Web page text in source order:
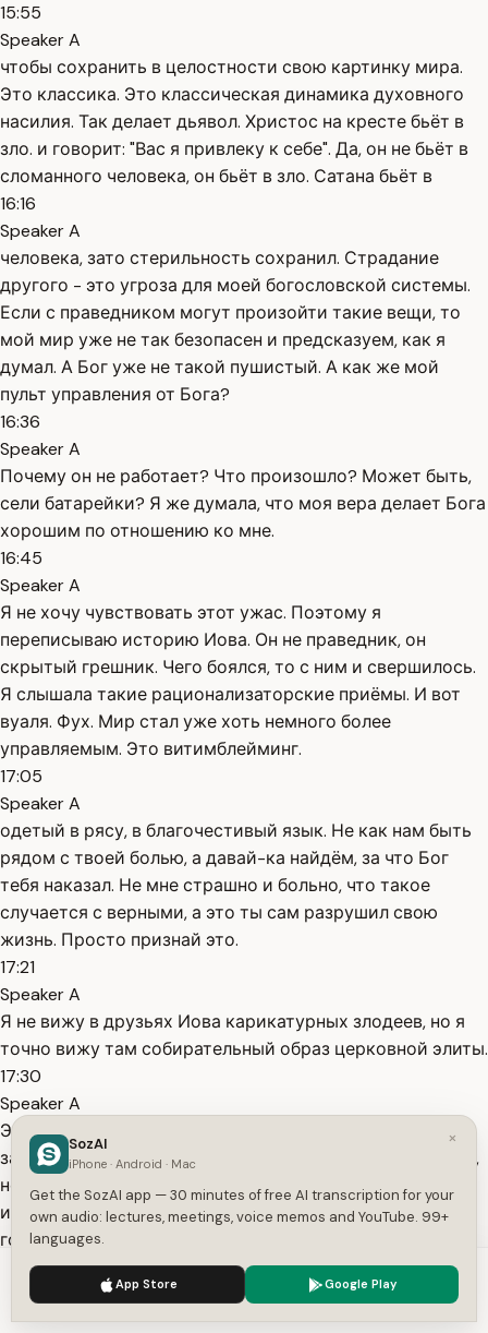
15:55
Speaker A
чтобы сохранить в целостности свою картинку мира.
Это классика. Это классическая динамика духовного
насилия. Так делает дьявол. Христос на кресте бьёт в
зло. и говорит: "Вас я привлеку к себе". Да, он не бьёт в
сломанного человека, он бьёт в зло. Сатана бьёт в
16:16
Speaker A
человека, зато стерильность сохранил. Страдание
другого - это угроза для моей богословской системы.
Если с праведником могут произойти такие вещи, то
мой мир уже не так безопасен и предсказуем, как я
думал. А Бог уже не такой пушистый. А как же мой
пульт управления от Бога?
16:36
Speaker A
Почему он не работает? Что произошло? Может быть,
сели батарейки? Я же думала, что моя вера делает Бога
хорошим по отношению ко мне.
16:45
Speaker A
Я не хочу чувствовать этот ужас. Поэтому я
переписываю историю Иова. Он не праведник, он
скрытый грешник. Чего боялся, то с ним и свершилось.
Я слышала такие рационализаторские приёмы. И вот
вуаля. Фух. Мир стал уже хоть немного более
управляемым. Это витимблейминг.
17:05
Speaker A
одетый в рясу, в благочестивый язык. Не как нам быть
рядом с твоей болью, а давай-ка найдём, за что Бог
тебя наказал. Не мне страшно и больно, что такое
случается с верными, а это ты сам разрушил свою
жизнь. Просто признай это.
17:21
Speaker A
Я не вижу в друзьях Иова карикатурных злодеев, но я
точно вижу там собирательный образ церковной элиты.
17:30
Speaker A
Это религиозное сообщество, которое всеми силами
защищает своё богословие ценой жизни живых людей,
не выдерживая просто амбивалентности и тайны. Они
идут по головам. Доктрина, догмат, и пусть весь мир
горит. Главное, что у нас есть догмат. Именно поэтому
их речи сейчас
17:49
Speaker A
We use cookies to enhance your experience.
×
SozAI
iPhone · Android · Mac
Get the SozAI app — 30 minutes of free AI transcription for your
own audio: lectures, meetings, voice memos and YouTube. 99+
languages.
App Store Google Play